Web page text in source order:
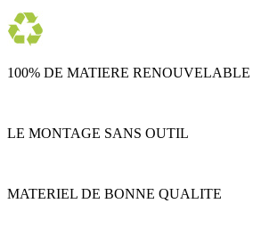
100% DE MATIERE RENOUVELABLE
LE MONTAGE SANS OUTIL
MATERIEL DE BONNE QUALITE